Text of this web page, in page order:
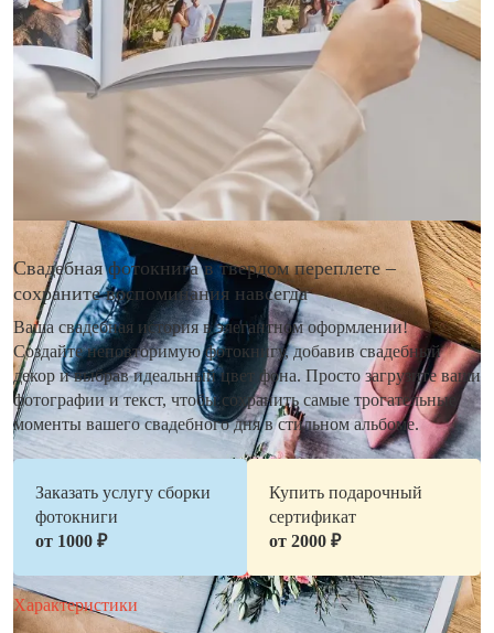
Свадебная фотокнига в твердом переплете –
сохраните воспоминания навсегда
Ваша свадебная история в элегантном оформлении!
Создайте неповторимую фотокнигу, добавив свадебный
декор и выбрав идеальный цвет фона. Просто загрузите ваши
фотографии и текст, чтобы сохранить самые трогательные
моменты вашего свадебного дня в стильном альбоме.
Заказать услугу сборки
фотокниги
от 1000 ₽
Купить подарочный
сертификат
от 2000 ₽
Характеристики